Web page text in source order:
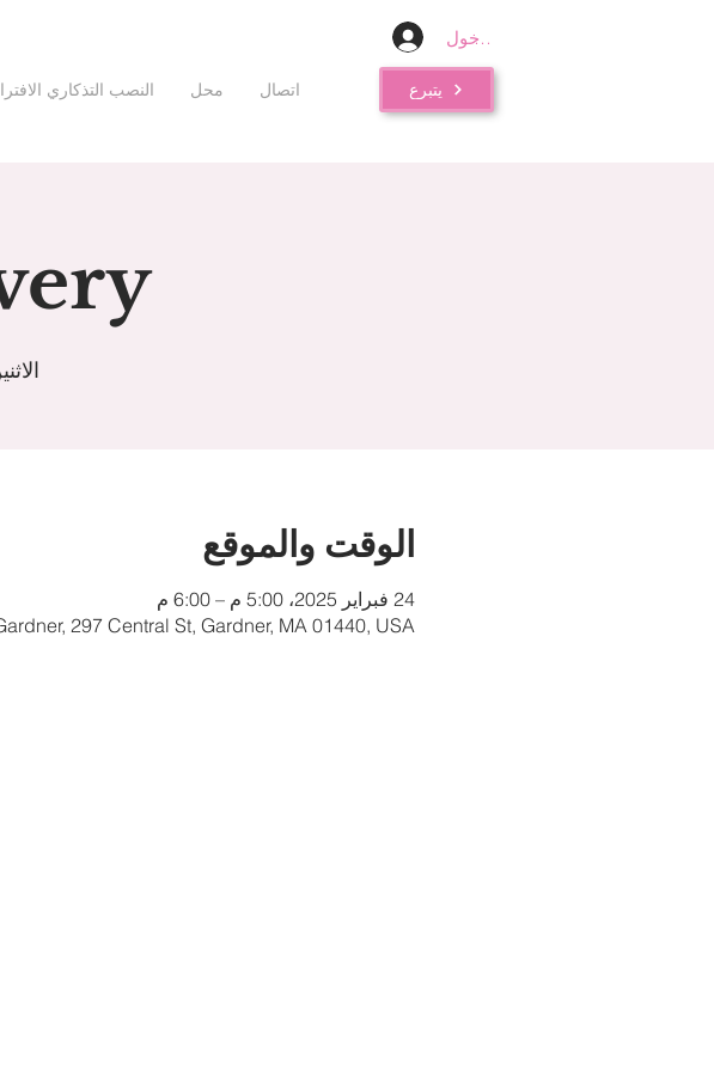
تسجيل الدخول
النصب التذكاري محل اتصال يتبرع
الاثنين،
الوقت والموقع
24 فبراير 2025، 5:00 م – 6:00 م
297 Central St, Gardner, MA 01440, USA